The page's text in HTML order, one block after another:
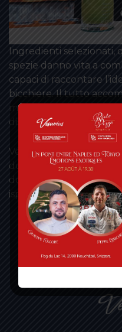
Ingredienti selezionati,
spezie danno vita a
capaci di raccontare
bicchiere. Il tutto
musicale di sottofondo
discreto.
Vesuvius diventa il
dopocena: per chi
dove ritrovarsi, brindare
ispirare.